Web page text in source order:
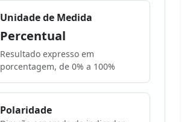
Unidade de Medida
Percentual
Resultado expresso em
porcentagem, de 0% a 100%
Polaridade